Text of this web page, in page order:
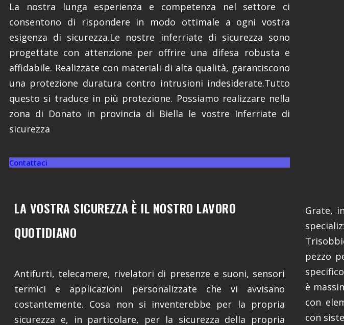
La nostra lunga esperienza e competenza nel settore ci
consentono di rispondere in modo ottimale a ogni vostra
esigenza di sicurezza.Le nostre inferriate di sicurezza sono
progettate con attenzione per offrire una difesa robusta e
affidabile. Realizzate con materiali di alta qualità, garantiscono
una protezione duratura contro intrusioni indesiderate.Tutto
questo si traduce in più protezione. Possiamo realizzare nella
zona di Donato in provincia di Biella le vostre Inferriate di
sicurezza
Contattaci
LA VOSTRA SICUREZZA È IL NOSTRO LAVORO
QUOTIDIANO
Antifurti, telecamere, rivelatori di presenze e suoni, sensori
termici e applicazioni personalizzate che vi avvisano
costantemente. Cosa non si inventerebbe per la propria
sicurezza e, in particolare, per la sicurezza della propria
Grate,
pezzo
è
con
con